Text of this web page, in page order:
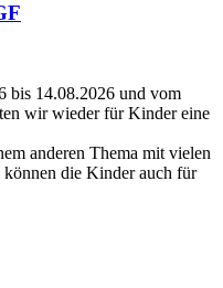
bis 14.08.2026 und vom
wir wieder für Kinder eine
anderen Thema mit vielen
können die Kinder auch für